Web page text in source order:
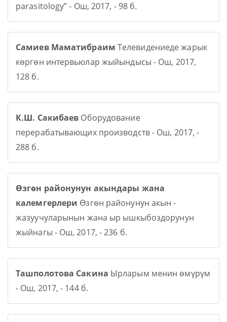
parasitology” - Ош, 2017, - 98 б.
Самиев Маматибраим Телевидениеде жарык
көргөн интервьюлар жыйындысы - Ош, 2017,
128 б.
К.Ш. Сакибаев Оборудование
перерабатывающих производств - Ош, 2017, -
288 б.
Өзгөн районунун акындары жана
калемгерлери Өзгөн районунун акын -
жазуучуларынын жана ыр ышкыбоздорунун
жыйнагы - Ош, 2017, - 236 б.
Ташполотова Сакина Ырларым менин өмүрүм
- Ош, 2017, - 144 б.